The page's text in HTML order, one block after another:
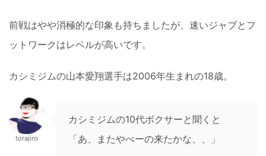
前戦はやや消極的な印象も持ちましたが、速いジャブとフ
ットワークはレベルが高いです。
カシミジムの山本愛翔選手は2006年生まれの18歳。
torajiro
カシミジムの10代ボクサーと聞くと
「あ、またやべーの来たかな、、」